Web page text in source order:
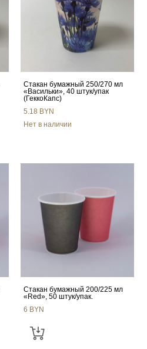
Стакан бумажный 250/270 мл
«Васильки», 40 штук/упак
(ГеккоКапс)
5.18 BYN
Нет в наличии
Стакан бумажный 200/225 мл
«Red», 50 штук/упак.
6 BYN